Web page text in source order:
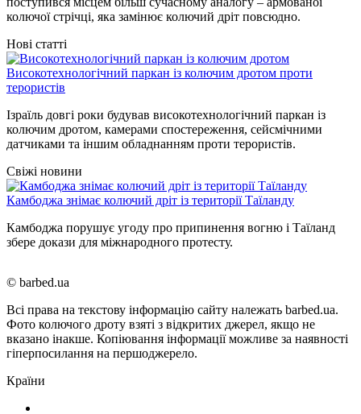
колючої стрічці, яка замінює колючий дріт повсюдно.
Нові статті
Високотехнологічний паркан із колючим дротом проти
терористів
Ізраїль довгі роки будував високотехнологічний паркан із
колючим дротом, камерами спостереження, сейсмічними
датчиками та іншим обладнанням проти терористів.
Свіжі новини
Камбоджа знімає колючий дріт із території Таїланду
Камбоджа порушує угоду про припинення вогню і Таїланд
збере докази для міжнародного протесту.
© barbed.ua
Всі права на текстову інформацію сайту належать barbed.ua.
Фото колючого дроту взяті з відкритих джерел, якщо не
вказано інакше. Копіювання інформації можливе за наявності
гіперпосилання на першоджерело.
Країни